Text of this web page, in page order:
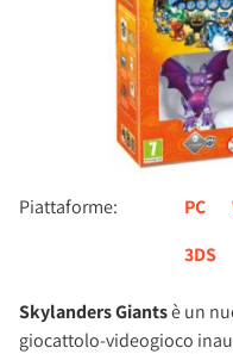
Piattaforme: PC
3DS
Skylanders Giantsè un
giocattolo-videogioco